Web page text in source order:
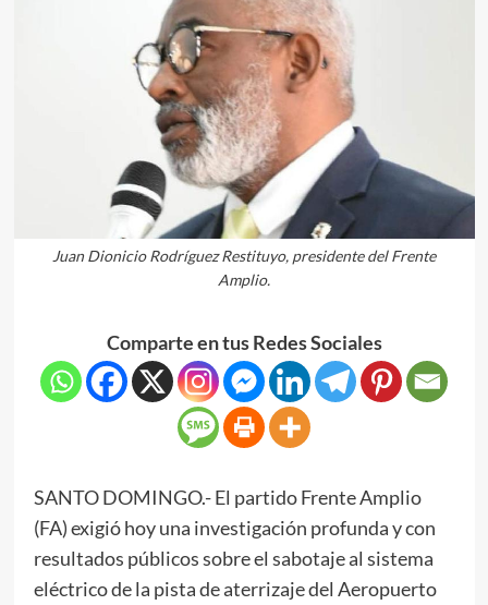
Juan Dionicio Rodríguez Restituyo, presidente del Frente
Amplio.
Comparte en tus Redes Sociales
SANTO DOMINGO.- El partido Frente Amplio
(FA) exigió hoy una investigación profunda y con
resultados públicos sobre el sabotaje al sistema
eléctrico de la pista de aterrizaje del Aeropuerto